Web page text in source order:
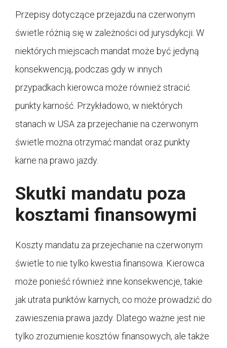
Przepisy dotyczące przejazdu na czerwonym
świetle różnią się w zależności od jurysdykcji. W
niektórych miejscach mandat może być jedyną
konsekwencją, podczas gdy w innych
przypadkach kierowca może również stracić
punkty karność. Przykładowo, w niektórych
stanach w USA za przejechanie na czerwonym
świetle można otrzymać mandat oraz punkty
karne na prawo jazdy.
Skutki mandatu poza
kosztami finansowymi
Koszty mandatu za przejechanie na czerwonym
świetle to nie tylko kwestia finansowa. Kierowca
może ponieść również inne konsekwencje, takie
jak utrata punktów karnych, co może prowadzić do
zawieszenia prawa jazdy. Dlatego ważne jest nie
tylko zrozumienie kosztów finansowych, ale także